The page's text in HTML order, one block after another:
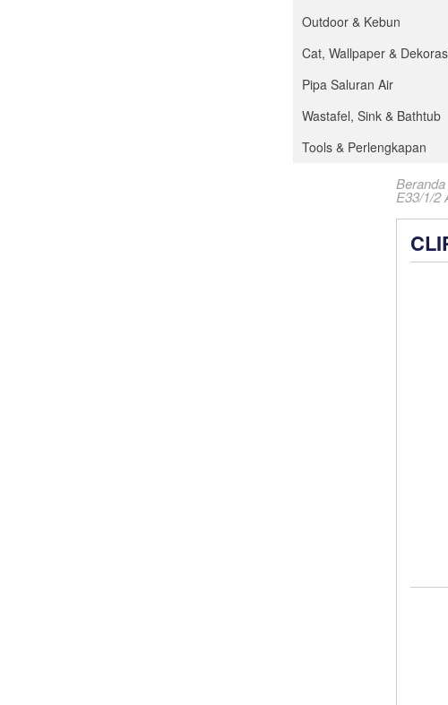
Outdoor & Kebun
Cat, Wallpaper &
Pipa Saluran Air
Wastafel, Sink & Bathtub
Tools & Perlengkapan
Beranda
E33/1/2